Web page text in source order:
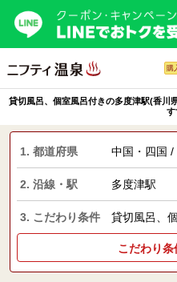
購
貸切風呂、個室風呂付きの多度津駅(香川
す
1. 都道府県 中国・四国 /
2. 沿線・駅 多度津駅
3. こだわり条件 貸切風呂、
こだわり